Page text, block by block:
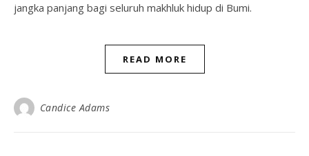
jangka panjang bagi seluruh makhluk hidup di Bumi.
READ MORE
Candice Adams